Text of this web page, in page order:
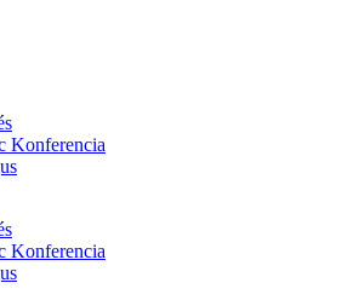
Konferencia
Konferencia